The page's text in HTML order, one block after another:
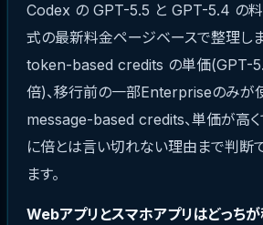
Codex の GPT-5.5 と GPT-5.4 の
式の最新料金ページベースで整理し
token-based credits の単価(GPT-
倍)、移行前の一部Enterpriseのみが
message-based credits、単価が高く
に倍とは言い切れない理由まで判断
ます。
Webアプリとスマホアプリはどっち